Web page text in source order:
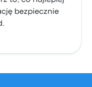
bezpiecznie